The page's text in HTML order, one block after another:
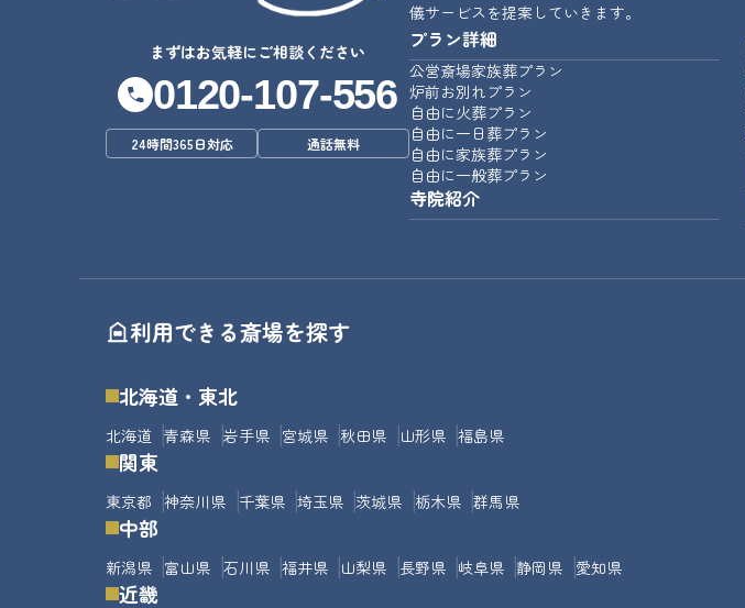
まずはお気軽にご相談くださいじゆうな
0120-107-556
24時間365日対応 通話無料
儀サービスを提案していきます。
プラン詳細
公営斎場家族葬プラン
炉前お別れプラン
自由に火葬プラン
自由に一日葬プラン
自由に家族葬プラン
自由に一般葬プラン
寺院紹介
利用できる斎場を探す
北海道・東北
北海道 青森県 岩手県 宮城県 秋田県 山形県 福島県
関東
東京都 神奈川県 千葉県 埼玉県 茨城県 栃木県 群馬県
中部
新潟県 富山県 石川県 福井県 山梨県 長野県 岐阜県 静岡県 愛知県
近畿